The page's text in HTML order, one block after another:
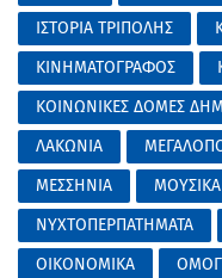
ΙΣΤΟΡΙΑ ΤΡΙΠΟΛΗΣ
ΚΙΝΗΜΑΤΟΓΡΑΦΟΣ
ΚΟΙΝΩΝΙΚΕΣ ΔΟΜΕΣ
ΛΑΚΩΝΙΑ
ΜΕΣΣΗΝΙΑ
ΝΥΧΤΟΠΕΡΠΑΤΗΜΑΤΑ
ΟΙΚΟΝΟΜΙΚΑ